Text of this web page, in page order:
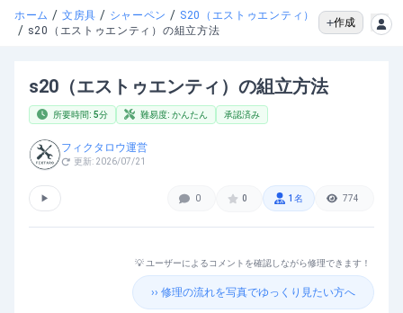
ホーム / 文房具 / シャーペン / S20（エストゥエンティ）
/ s20（エストゥエンティ）の組立方法
作成
s20（エストゥエンティ）の組立方法
所要時間: 5分 難易度: かんたん 承認済み
フィクタロウ運営
更新: 2026/07/21
▶ 0 0 1 名 774
💡 ユーザーによるコメントを確認しながら修理できます！
›› 修理の流れを写真でゆっくり見たい方へ